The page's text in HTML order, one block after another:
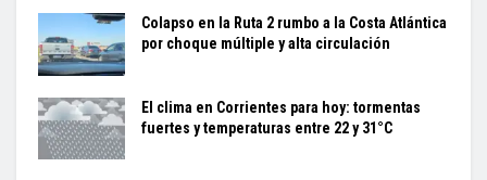
Colapso en la Ruta 2 rumbo a la Costa Atlántica
por choque múltiple y alta circulación
El clima en Corrientes para hoy: tormentas
fuertes y temperaturas entre 22 y 31°C